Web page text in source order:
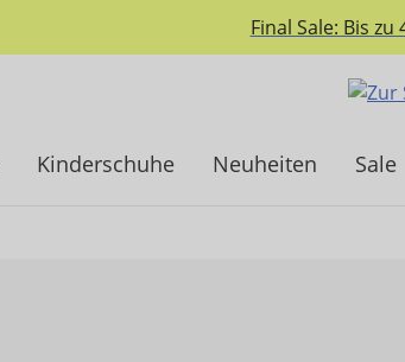
Final Sale: Bis
Kinderschuhe Neuheiten Sale